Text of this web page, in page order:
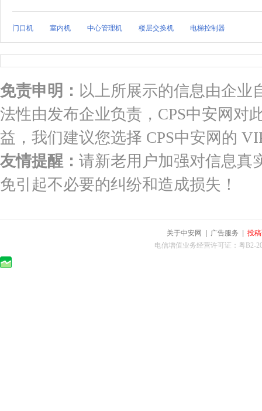
门口机 室内机 中心管理机 楼层交换机 电梯控制器
免责申明： 以上所展示的信息由企业
法性由发布企业负责，CPS中安网对
益，我们建议您选择 CPS中安网的
友情提醒： 请新老用户加强对信息真
免引起不必要的纠纷和造成损失！
关于中安网 广告服务
投
电信增值业务经营许可证：粤